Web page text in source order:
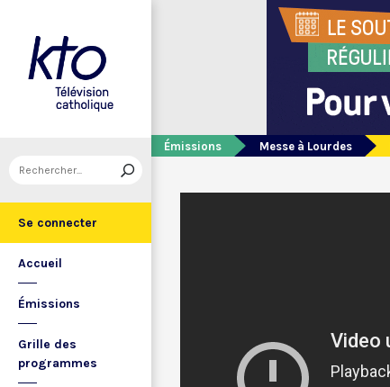
Se connecter
Accueil
Émissions
Grille des
programmes
Émissions Messe à Lourdes